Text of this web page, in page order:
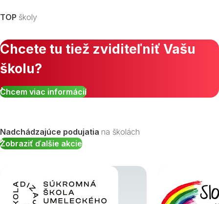
Zobraziť všetky študijné odbory »
TOP školy
Chcete tu tiež zviditeľniť Vašu
školu?
Chcem viac informácií
Nadchádzajúce podujatia na školách
Zobraziť ďalšie akcie